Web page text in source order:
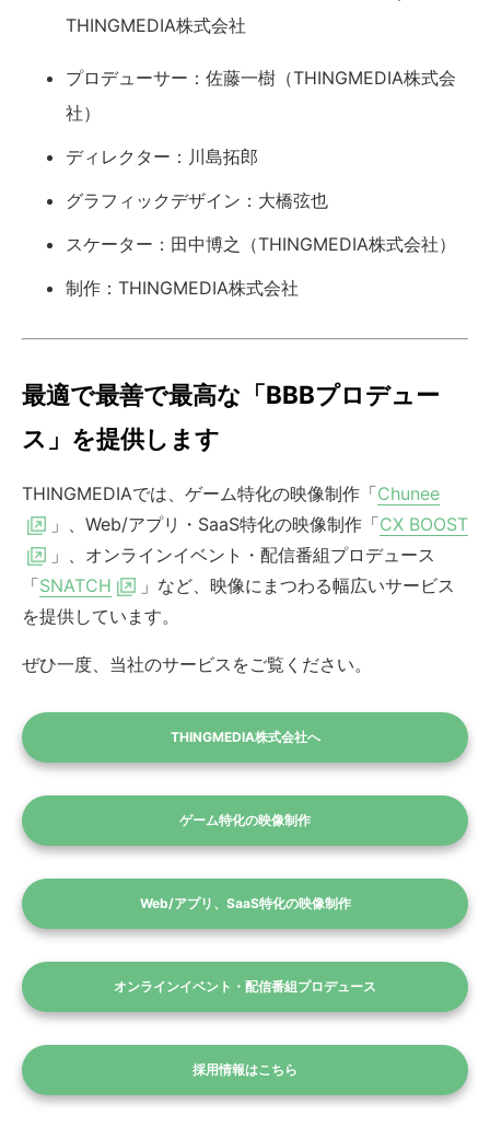
THINGMEDIA株式会社
プロデューサー：佐藤一樹（THINGMEDIA株式会
社）
ディレクター：川島拓郎
グラフィックデザイン：大橋弦也
スケーター：田中博之（THINGMEDIA株式会社）
制作：THINGMEDIA株式会社
最適で最善で最高な「BBBプロデュー
ス」を提供します
THINGMEDIAでは、ゲーム特化の映像制作「Chunee
」、Web/アプリ・SaaS特化の映像制作「CX BOOST
」、オンラインイベント・配信番組プロデュース
「SNATCH
」など、映像にまつわる幅広いサービス
を提供しています。
ぜひ一度、当社のサービスをご覧ください。
THINGMEDIA株式会社へ
ゲーム特化の映像制作
Web/アプリ、SaaS特化の映像制作
オンラインイベント・配信番組プロデュース
採用情報はこちら